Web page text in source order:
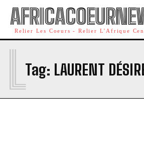
Relier Les Coeurs - Relier L'Afrique
Tag: LAURENT
L